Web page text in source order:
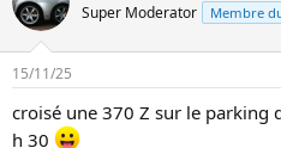
Super Moderator Membre
15/11/25
croisé une 370 Z sur le parking
h 30